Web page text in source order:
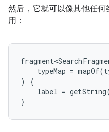
然后，它就可以像其他任
用：
typeMap = mapOf(
)
{
label = getString
}